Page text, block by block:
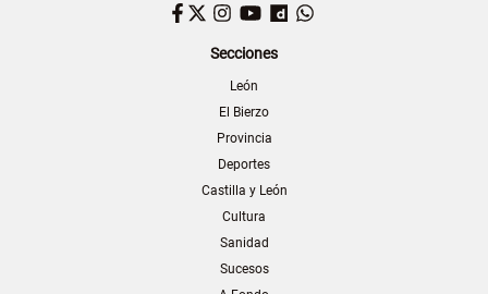
Facebook
TwitterInstagram
YouTubeDailymotion
Secciones
León
El Bierzo
Provincia
Deportes
Castilla y León
Cultura
Sanidad
Sucesos